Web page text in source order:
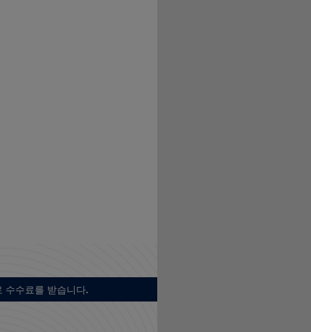
수수료를 받습니다.